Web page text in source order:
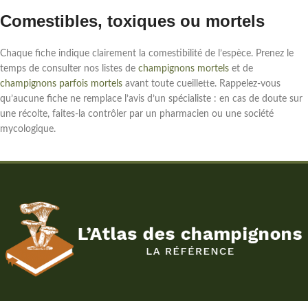
Comestibles, toxiques ou mortels
Chaque fiche indique clairement la comestibilité de l’espèce. Prenez le
temps de consulter nos listes de champignons mortels et de
champignons parfois mortels avant toute cueillette. Rappelez-vous
qu’aucune fiche ne remplace l’avis d’un spécialiste : en cas de doute sur
une récolte, faites-la contrôler par un pharmacien ou une société
mycologique.